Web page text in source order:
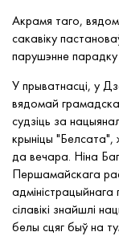
Акрамя таго,
сакавіку
парушэнне
У прыватнасці, у
вядомай
судзіць за
крыніцы "Белсата",
да вечара. Ніна
Першамайскага
сілавікі знайшлі
белы сцяг быў на